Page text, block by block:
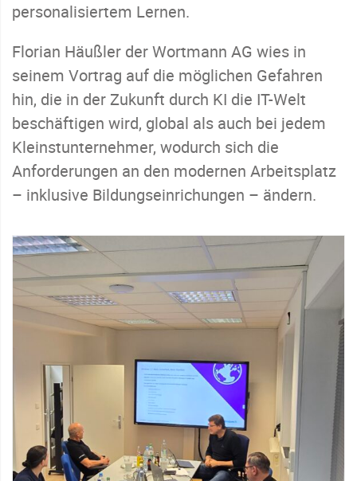
personalisiertem Lernen.
Florian Häußler der Wortmann AG wies in
seinem Vortrag auf die möglichen Gefahren
hin, die in der Zukunft durch KI die IT-Welt
beschäftigen wird, global als auch bei jedem
Kleinstunternehmer, wodurch sich die
Anforderungen an den modernen Arbeitsplatz
– inklusive Bildungseinrichungen – ändern.